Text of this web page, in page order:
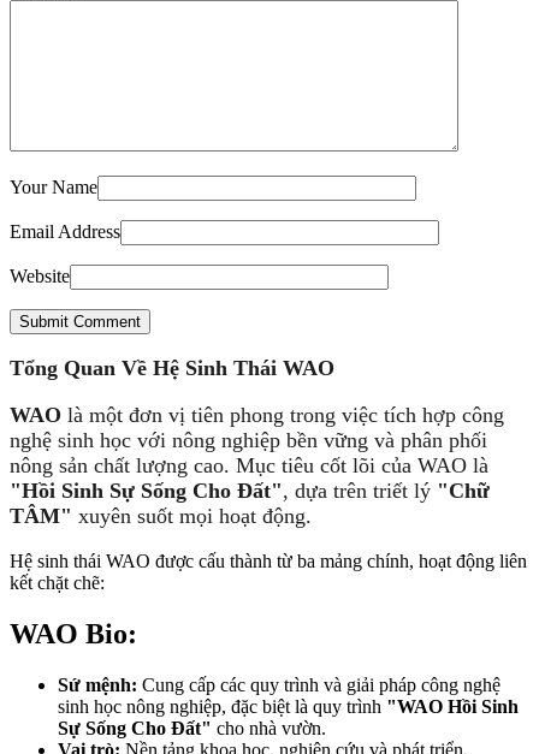
Your Name
Email Address
Website
Submit Comment
Tổng Quan Về Hệ Sinh Thái WAO
WAO là một đơn vị tiên phong trong việc tích hợp công
nghệ sinh học với nông nghiệp bền vững và phân phối
nông sản chất lượng cao. Mục tiêu cốt lõi của WAO là
"Hồi Sinh Sự Sống Cho Đất", dựa trên triết lý "Chữ
TÂM" xuyên suốt mọi hoạt động.
Hệ sinh thái WAO được cấu thành từ ba mảng chính, hoạt động liên
kết chặt chẽ:
WAO Bio:
Sứ mệnh: Cung cấp các quy trình và giải pháp công nghệ
sinh học nông nghiệp, đặc biệt là quy trình "WAO Hồi Sinh
Sự Sống Cho Đất" cho nhà vườn.
Vai trò: Nền tảng khoa học, nghiên cứu và phát triển.